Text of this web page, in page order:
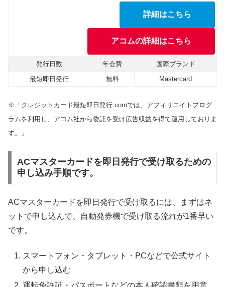
詳細はこちら
アコムの詳細はこちら
発行日数 年会費
国際ブランド
最短即日発行
無料 Mastercard
※「クレジットカード最短即日発行.comでは、アフィリエイトプログ
ラムを利用し、アコム社から委託を受け広告収益を得て運用しておりま
す。」
ACマスターカードを即日発行で受け取るための
申し込み手順です。
ACマスターカードを即日発行で受け取るには、まずはネ
ットで申し込んで、自動発券機で受け取る流れが1番早い
です。
スマートフォン・タブレット・PCなどで公式サイト
から申し込む
運転免許証・パスポートなどの本人確認書類を用意